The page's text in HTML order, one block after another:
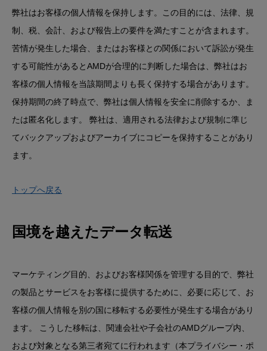
弊社はお客様の個人情報を保持します。この目的には、法律、規
制、税、会計、および報告上の要件を満たすことが含まれます。
苦情が発生した場合、またはお客様との関係において訴訟が発生
する可能性があるとAMDが合理的に判断した場合は、弊社はお
客様の個人情報を当該期間よりも長く保持する場合があります。
保持期間の終了時点で、弊社は個人情報を安全に削除するか、ま
たは匿名化します。 弊社は、適用される法律および規制に準じ
てバックアップおよびアーカイブにコピーを保持することがあり
ます。
トップへ戻る
国境を越えたデータ転送
マーケティング目的、およびお客様関係を管理する目的で、弊社
の製品とサービスをお客様に提供するために、必要に応じて、お
客様の個人情報を別の国に移転する必要性が発生する場合があり
ます。 こうした移転は、関連会社や子会社のAMDグループ内、
および対象となる第三者宛てに行われます（本プライバシー・ポ